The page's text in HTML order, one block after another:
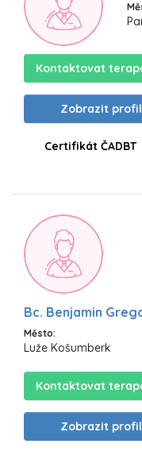
Kontaktovat
Zobrazit profil
Certifikát ČADBT
Bc. Benjamin
Město:
Luže Košumberk
Kontaktovat
Zobrazit profil